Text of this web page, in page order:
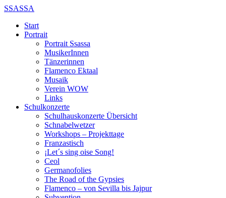
SSASSA
Start
Portrait
Portrait Ssassa
MusikerInnen
Tänzerinnen
Flamenco Ektaal
Musaik
Verein WOW
Links
Schulkonzerte
Schulhauskonzerte Übersicht
Schnabelwetzer
Workshops – Projekttage
Franzastisch
¡Let´s sing oise Song!
Ceol
Germanofolies
The Road of the Gypsies
Flamenco – von Sevilla bis Jajpur